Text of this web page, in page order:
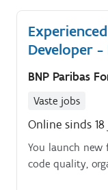
Developer -
BNP Paribas
Vaste jobs
Online sinds
You launch new
code quality,